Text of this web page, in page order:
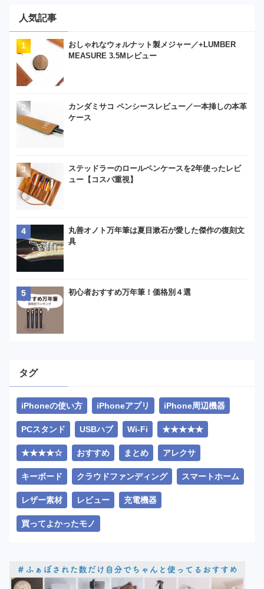
人気記事
おしゃれなウォルナット製メジャー／+LUMBER
MEASURE 3.5Mレビュー
カンダミサコ ペンシースレビュー／一本挿しの本革
ケース
ステッドラーのロールペンケースを2年使ったレビ
ュー【コスパ重視】
丸善オノト万年筆は夏目漱石が愛した傑作の復刻文
具
初心者おすすめ万年筆！価格別４選
タグ
iPhoneの使い方 iPhoneアプリ iPhone周辺機器
PCスタンド USBハブ Wi-Fi ★★★★★
★★★★☆ おすすめ まとめ アレクサ
キーボード クラウドファンディング スマートホーム
レザー素材 レビュー 充電機器
買ってよかったモノ